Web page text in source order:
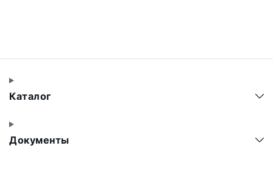
Каталог
Документы